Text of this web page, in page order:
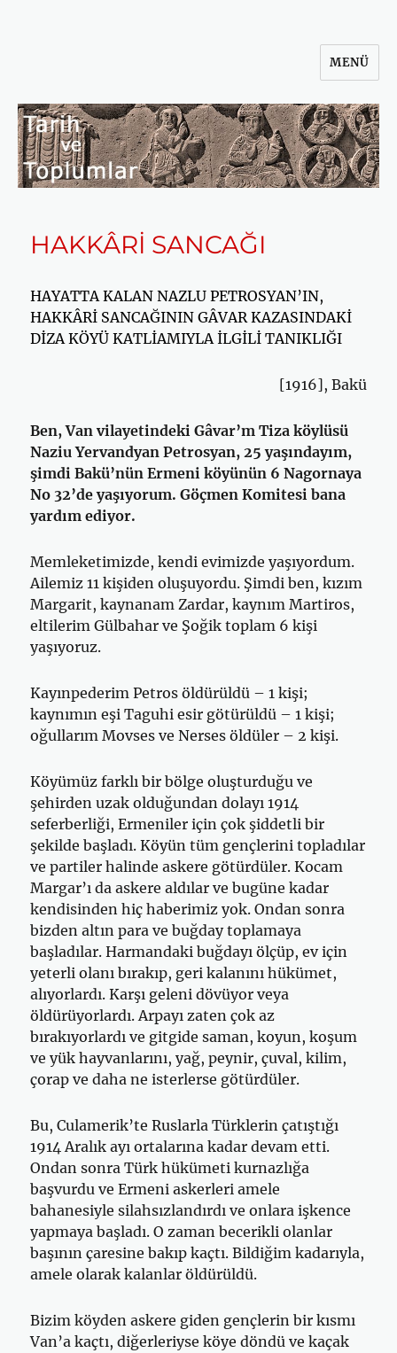
MENÜ
HAKKÂRİ SANCAĞI
HAYATTA KALAN NAZLU PETROSYAN’IN,
HAKKÂRİ SANCAĞININ GÂVAR KAZASINDAKİ
DİZA KÖYÜ KATLİAMIYLA İLGİLİ TANIKLIĞI
[1916], Bakü
Ben, Van vilayetindeki Gâvar’m Tiza köylüsü
Naziu Yervandyan Petros­yan, 25 yaşındayım,
şimdi Bakü’nün Ermeni köyünün 6 Nagornaya
No 32’de yaşıyorum. Göçmen Komitesi bana
yardım ediyor.
Memleketimizde, kendi evimizde yaşıyordum.
Ailemiz 11 kişiden oluşuyordu. Şimdi ben, kızım
Margarit, kaynanam Zardar, kaynım Mar­tiros,
eltilerim Gülbahar ve Şoğik toplam 6 kişi
yaşıyoruz.
Kayınpederim Petros öldürüldü – 1 kişi;
kaynımın eşi Taguhi esir gö­türüldü – 1 kişi;
oğullarım Movses ve Nerses öldüler – 2 kişi.
Köyümüz farklı bir bölge oluşturduğu ve
şehirden uzak olduğundan dolayı 1914
seferberliği, Ermeniler için çok şiddetli bir
şekilde başladı. Köyün tüm gençlerini topladılar
ve partiler halinde askere götürdüler. Ko­cam
Margar’ı da askere aldılar ve bugüne kadar
kendisinden hiç haberimiz yok. Ondan sonra
bizden altın para ve buğday toplamaya
başladılar. Har­mandaki buğdayı ölçüp, ev için
yeterli olanı bırakıp, geri kalanını hükü­met,
alıyorlardı. Karşı geleni dövüyor veya
öldürüyorlardı. Arpayı zaten çok az
bırakıyorlardı ve gitgide saman, koyun, koşum
ve yük hayvanları­nı, yağ, peynir, çuval, kilim,
çorap ve daha ne isterlerse götürdüler.
Bu, Culamerik’te Ruslarla Türklerin çatıştığı
1914 Aralık ayı ortala­rına kadar devam etti.
Ondan sonra Türk hükümeti kurnazlığa
başvurdu ve Ermeni askerleri amele
bahanesiyle silahsızlandırdı ve onlara işkence
yapmaya başladı. O zaman becerikli olanlar
başının çaresine bakıp kaçtı. Bildiğim kadarıyla,
amele olarak kalanlar öldürüldü.
Bizim köyden askere giden gençlerin bir kısmı
Van’a kaçtı, diğerle­riyse köye döndü ve kaçak